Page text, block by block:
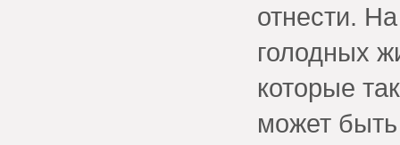
отнести.
голодных
которые
может